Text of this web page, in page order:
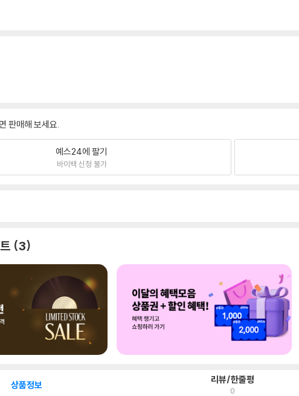
판매해 보세요.
예스24에 팔기
바이백 신청 불가
3
상품정보 리뷰/한줄평
0